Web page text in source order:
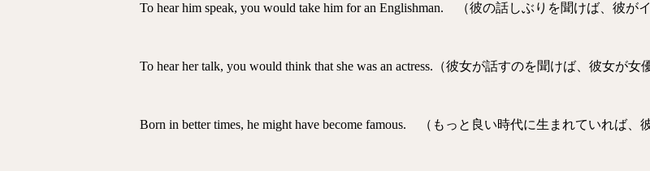
To hear him speak, you would take him for an Englishman. （彼の話しぶりを聞けば、彼が
To hear her talk, you would think that she was an actress.（彼女が話すのを聞けば、彼女が女
Born in better times, he might have become famous. （もっと良い時代に生まれていれば